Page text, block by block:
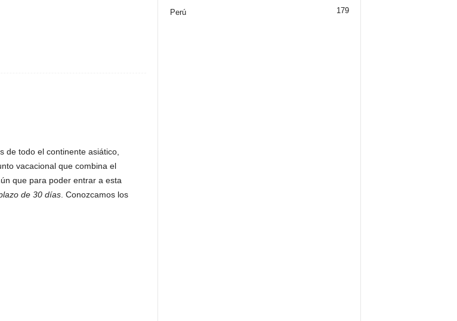
de todo el continente asiático,
vacacional que combina el
que para poder entrar a esta
de 30 días. Conozcamos los
Perú 179